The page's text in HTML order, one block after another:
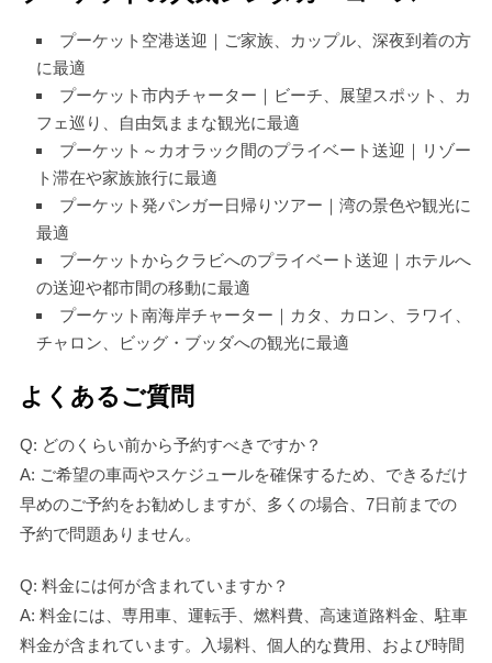
プーケット空港送迎｜ご家族、カップル、深夜到着の方
に最適
プーケット市内チャーター｜ビーチ、展望スポット、カ
フェ巡り、自由気ままな観光に最適
プーケット～カオラック間のプライベート送迎｜リゾー
ト滞在や家族旅行に最適
プーケット発パンガー日帰りツアー｜湾の景色や観光に
最適
プーケットからクラビへのプライベート送迎｜ホテルへ
の送迎や都市間の移動に最適
プーケット南海岸チャーター｜カタ、カロン、ラワイ、
チャロン、ビッグ・ブッダへの観光に最適
よくあるご質問
Q: どのくらい前から予約すべきですか？
A: ご希望の車両やスケジュールを確保するため、できるだけ
早めのご予約をお勧めしますが、多くの場合、7日前までの
予約で問題ありません。
Q: 料金には何が含まれていますか？
A: 料金には、専用車、運転手、燃料費、高速道路料金、駐車
料金が含まれています。入場料、個人的な費用、および時間